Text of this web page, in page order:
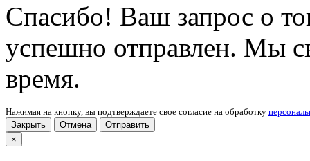
Спасибо! Ваш запрос о
успешно отправлен. Мы
время.
Нажимая на кнопку, вы подтверждаете свое согласие на обработку
Закрыть
Отмена
Отправить
×